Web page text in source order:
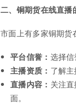
二、铜期货在线直播
市面上有多家铜期货
平台信誉： 选择
主播资质： 了解
直播内容： 关注
面。